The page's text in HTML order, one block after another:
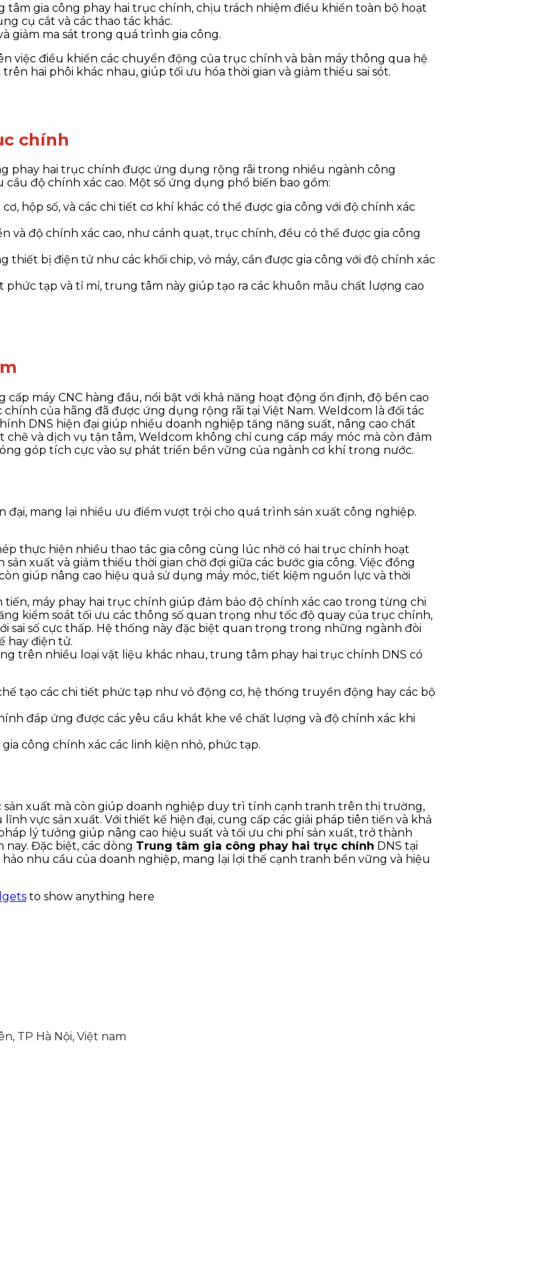
tâm gia công phay hai trục chính, chịu trách nhiệm điều khiển toàn bộ hoạt
cụ cắt và các thao tác khác.
giảm ma sát trong quá trình gia công.
việc điều khiển các chuyển động của trục chính và bàn máy thông qua hệ
hai phôi khác nhau, giúp tối ưu hóa thời gian và giảm thiểu sai sót.
chính
phay hai trục chính được ứng dụng rộng rãi trong nhiều ngành công
độ chính xác cao. Một số ứng dụng phổ biến bao gồm:
hộp số, và các chi tiết cơ khí khác có thể được gia công với độ chính xác
và độ chính xác cao, như cánh quạt, trục chính, đều có thể được gia công
thiết bị điện tử như các khối chip, vỏ máy, cần được gia công với độ chính xác
phức tạp và tỉ mỉ, trung tâm này giúp tạo ra các khuôn mẫu chất lượng cao
máy CNC hàng đầu, nổi bật với khả năng hoạt động ổn định, độ bền cao
của hãng đã được ứng dụng rộng rãi tại Việt Nam. Weldcom là đối tác
DNS hiện đại giúp nhiều doanh nghiệp tăng năng suất, nâng cao chất
chẽ và dịch vụ tận tâm, Weldcom không chỉ cung cấp máy móc mà còn đảm
góp tích cực vào sự phát triển bền vững của ngành cơ khí trong nước.
mang lại nhiều ưu điểm vượt trội cho quá trình sản xuất công nghiệp.
thực hiện nhiều thao tác gia công cùng lúc nhờ có hai trục chính hoạt
xuất và giảm thiểu thời gian chờ đợi giữa các bước gia công. Việc đồng
giúp nâng cao hiệu quả sử dụng máy móc, tiết kiệm nguồn lực và thời
máy phay hai trục chính giúp đảm bảo độ chính xác cao trong từng chi
kiểm soát tối ưu các thông số quan trọng như tốc độ quay của trục chính,
sai số cực thấp. Hệ thống này đặc biệt quan trọng trong những ngành đòi
hay điện tử.
trên nhiều loại vật liệu khác nhau, trung tâm phay hai trục chính DNS có
tạo các chi tiết phức tạp như vỏ động cơ, hệ thống truyền động hay các bộ
đáp ứng được các yêu cầu khắt khe về chất lượng và độ chính xác khi
công chính xác các linh kiện nhỏ, phức tạp.
sản xuất mà còn giúp doanh nghiệp duy trì tính cạnh tranh trên thị trường,
vực sản xuất. Với thiết kế hiện đại, cung cấp các giải pháp tiên tiến và khả
lý tưởng giúp nâng cao hiệu suất và tối ưu chi phí sản xuất, trở thành
Đặc biệt, các dòng Trung tâm gia công phay hai trục chính DNS tại
nhu cầu của doanh nghiệp, mang lại lợi thế cạnh tranh bền vững và hiệu
to show anything here
TP Hà Nội, Việt nam